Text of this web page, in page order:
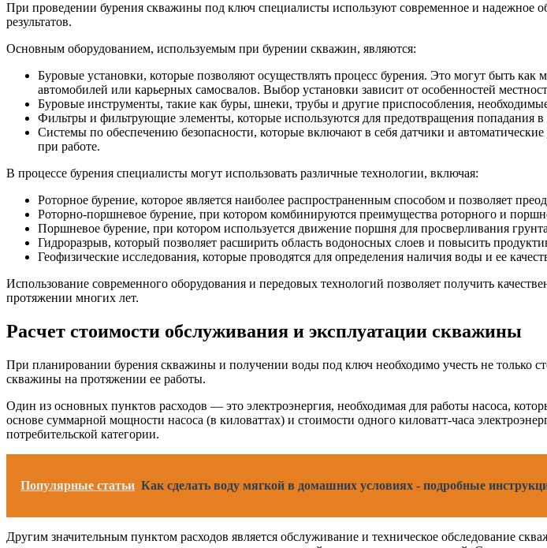
При проведении бурения скважины под ключ специалисты используют современное и надежное
результатов.
Основным оборудованием, используемым при бурении скважин, являются:
Буровые установки, которые позволяют осуществлять процесс бурения. Это могут быть
автомобилей или карьерных самосвалов. Выбор установки зависит от особенностей
Буровые инструменты, такие как буры, шнеки, трубы и другие приспособления,
Фильтры и фильтрующие элементы, которые используются для предотвращения попадания
Системы по обеспечению безопасности, которые включают в себя датчики и
при работе.
В процессе бурения специалисты могут использовать различные технологии, включая:
Роторное бурение, которое является наиболее распространенным способом и позволяет
Роторно-поршневое бурение, при котором комбинируются преимущества роторного и
Поршневое бурение, при котором используется движение поршня для просверливания
Гидроразрыв, который позволяет расширить область водоносных слоев и повысить
Геофизические исследования, которые проводятся для определения наличия воды и ее
Использование современного оборудования и передовых технологий позволяет получить
протяжении многих лет.
Расчет стоимости обслуживания и эксплуатации скважины
При планировании бурения скважины и получении воды под ключ необходимо учесть не только
скважины на протяжении ее работы.
Один из основных пунктов расходов — это электроэнергия, необходимая для работы насоса,
основе суммарной мощности насоса (в киловаттах) и стоимости одного киловатт-часа
потребительской категории.
Популярные статьи Как сделать воду мягкой в домашних условиях - подробные
Другим значительным пунктом расходов является обслуживание и техническое обследование